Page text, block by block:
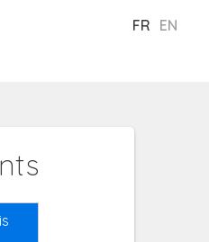
FR EN